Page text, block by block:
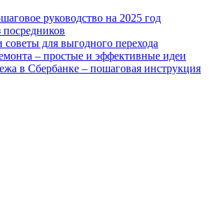
руководство на 2025 год
посредников
для выгодного перехода
– простые и эффективные идеи
в Сбербанке – пошаговая инструкция